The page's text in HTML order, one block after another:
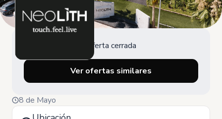
Oferta cerrada
Ver ofertas similares
8 de Mayo